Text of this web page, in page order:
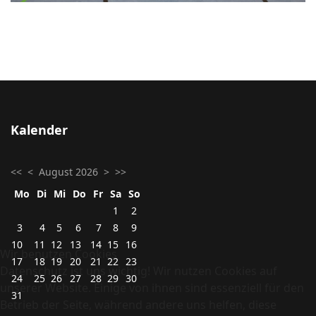
Kalender
<< < August 2026 > >>
Mo
Di Mi Do Fr Sa So
1
2
3
4 5 6 7 8
9
10
11 12 13 14 15 16
17
18 19 20 21 22
23
24
25 26 27 28 29 30
31